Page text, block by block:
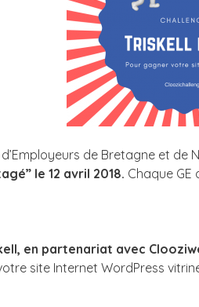
de Bretagne et
le 12 avril 2018. Chaque
en partenariat avec
site Internet WordPress